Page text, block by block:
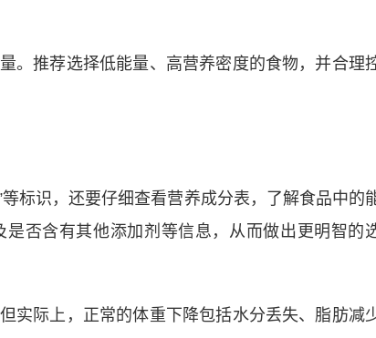
。推荐选择低能量、高营养密度的食物，并合理
标识，还要仔细查看营养成分表，了解食品中的
否含有其他添加剂等信息，从而做出更明智的
实际上，正常的体重下降包括水分丢失、脂肪减